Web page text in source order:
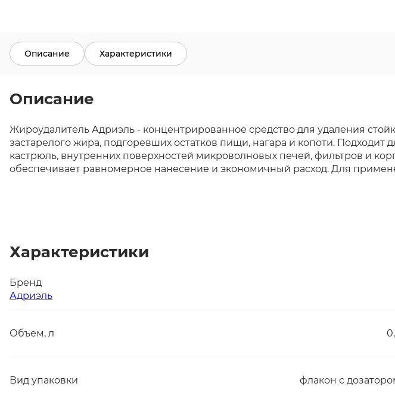
Описание Характеристики
Описание
Жироудалитель Адриэль - концентрированное средство для удаления
застарелого жира, подгоревших остатков пищи, нагара и копоти. Подходит
кастрюль, внутренних поверхностей микроволновых печей, фильтров и
обеспечивает равномерное нанесение и экономичный расход. Для
Характеристики
Бренд
Адриэль
Объем, л
Вид упаковки флакон с